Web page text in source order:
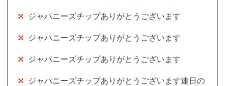
ジャパニーズチップありがとうございます
ジャパニーズチップありがとうございます
ジャパニーズチップありがとうございます
ジャパニーズチップありがとうございます連日の